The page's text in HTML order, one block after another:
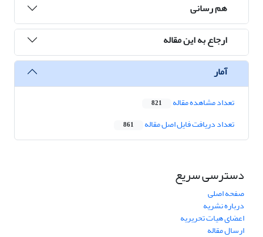
هم رسانی
ارجاع به این مقاله
آمار
تعداد مشاهده مقاله 821
تعداد دریافت فایل اصل مقاله 861
دسترسی سریع
صفحه اصلی
درباره نشریه
اعضای هیات تحریریه
ارسال مقاله